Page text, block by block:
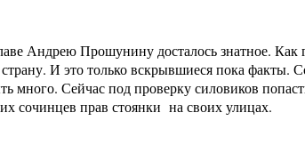
Андрею Прошунину досталось знатное.
И это только вскрывшиеся пока факты.
много. Сейчас под проверку силовиков
сочинцев прав стоянки на своих улицах.